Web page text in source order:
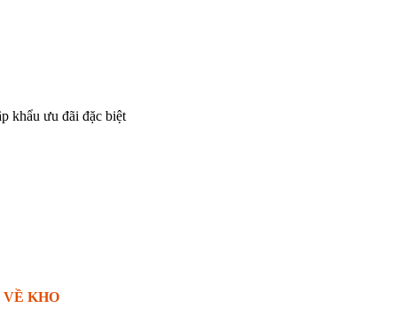
khẩu ưu đãi đặc biệt
VỀ KHO